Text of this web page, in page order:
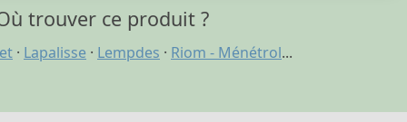
trouver ce produit ?
· Lapalisse · Lempdes · Riom - Ménétrol...